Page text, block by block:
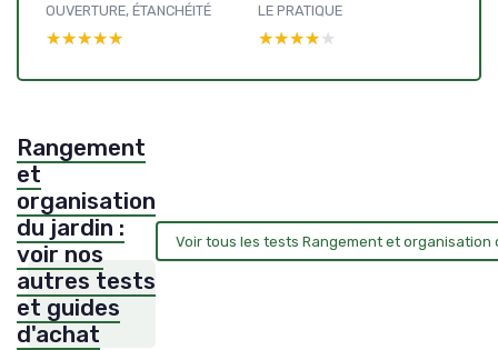
OUVERTURE, ÉTANCHÉITÉ
★★★★★
★★★★★
LE PRATIQUE
★★★★★
★★★★★
Rangement
et
organisation
du jardin :
voir nos
autres tests
et guides
d'achat
Voir tous les tests Rangement et